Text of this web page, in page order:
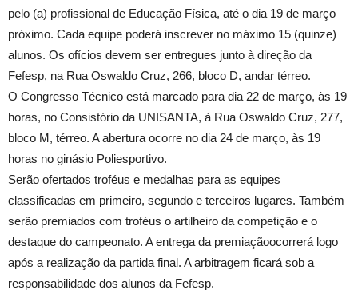
pelo (a) profissional de Educação Física, até o dia 19 de março
próximo. Cada equipe poderá inscrever no máximo 15 (quinze)
alunos. Os ofícios devem ser entregues junto à direção da
Fefesp, na Rua Oswaldo Cruz, 266, bloco D, andar térreo.
O Congresso Técnico está marcado para dia 22 de março, às 19
horas, no Consistório da UNISANTA, à Rua Oswaldo Cruz, 277,
bloco M, térreo. A abertura ocorre no dia 24 de março, às 19
horas no ginásio Poliesportivo.
Serão ofertados troféus e medalhas para as equipes
classificadas em primeiro, segundo e terceiros lugares. Também
serão premiados com troféus o artilheiro da competição e o
destaque do campeonato. A entrega da premiaçãoocorrerá logo
após a realização da partida final. A arbitragem ficará sob a
responsabilidade dos alunos da Fefesp.